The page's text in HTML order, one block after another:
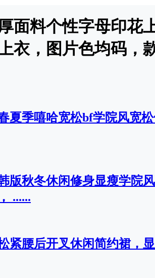
面料个性字母印花
衣，图片色均码，
夏季嘻哈宽松bf学院风宽
版秋冬休闲修身显瘦学院
......
紧腰后开叉休闲简约裙，